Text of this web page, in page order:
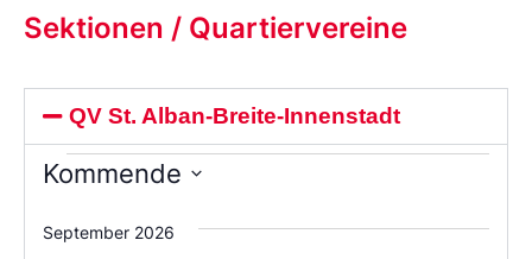
Sektionen / Quartiervereine
QV St. Alban-Breite-Innenstadt
Kommende
Sie
das
September 2026